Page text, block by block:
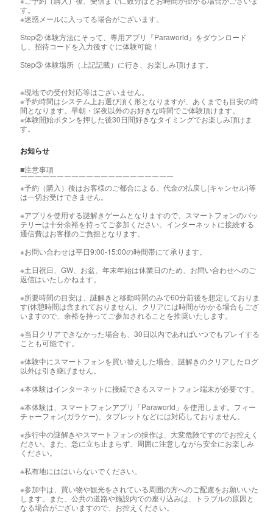
す。
※迷惑メールに入ってる場合がございます。
Step② 体験方法にそって、専用アプリ『Paraworld』をダウンロード
し、招待コードを入力後すぐに体験可能！
Step③ 体験場所（上記記載）に行き、お楽しみ頂けます。
※現地での受付対応等はございません。
※予約時間はシステム上お選び頂く形となりますが、あくまでも目安の時
間となります。早朝・深夜以外のお好きな時間でご体験頂けます。
※体験開始ボタンを押した後30日間好きなタイミングでお楽しみ頂けま
す。
お知らせ
■注意事項
￣￣￣￣￣￣￣￣￣￣￣￣￣￣￣￣￣￣￣￣￣
※予約（購入）後はお客様のご都合による、代金の払戻し(キャンセル)等
は一切お受けできません。
※アプリを使用する謎解きゲームとなりますので、スマートフォンのバッ
テリーは十分余裕を持ってご参加ください。インターネットに接続する
通信費はお客様のご負担となります。
※お問い合わせは平日9:00-15:00の時間帯にて承ります。
※土日祝日、GW、お盆、年末年始は休業日のため、お問い合わせへのご
返信はいたしかねます。
※所要時間の目安は、謎解きと移動時間のみで60分前後を想定しておりま
す(休憩時間は含まれておりません)。クリアには時間がかかる場合もござ
いますので、余裕を持ってご参加されることを推奨いたします。
※当日クリアできなかった場合も、30日以内であればいつでもプレイする
ことも可能です。
※体験中にスマートフォンを買い替えした場合、謎解きのクリアしたログ
以外は引き継げません。
※本体験はインターネットに接続できるスマートフォン端末が必要です。
※本体験は、スマートフォンアプリ「Paraworld」を使用します。フィー
チャーフォン(ガラケー)、タブレットなどには対応しておりません。
※歩行中の謎解きやスマートフォンの操作は、大変危険ですのでお控えく
ださい。また、急に立ち止まらず、周囲に注意しながら安全にお楽しみ
ください。
※私有地にははいらないでください。
※参加中は、買い物や観光をされている周囲の方へのご配慮をお願いいた
します。また、公共の道路や施設内での座り込みは、トラブルの原因と
なる場合がございますので、お控えください。